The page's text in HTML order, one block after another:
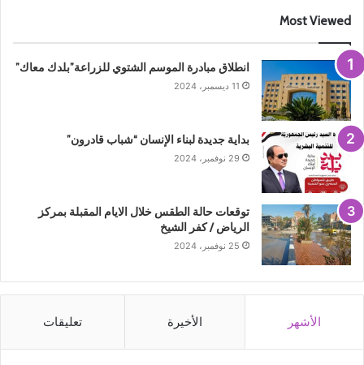
Most Viewed
انطلاق مبادرة الموسم الشتوي للزراعة”بلدك معاك”
11 ديسمبر، 2024
بداية جديدة لبناء الإنسان “شباب قادرون”
29 نوفمبر، 2024
توقعات حالة الطقس خلال الايام المقبلة بمركز
الرياض / كفر الشيخ
25 نوفمبر، 2024
الأشهر الأخيرة تعليقات